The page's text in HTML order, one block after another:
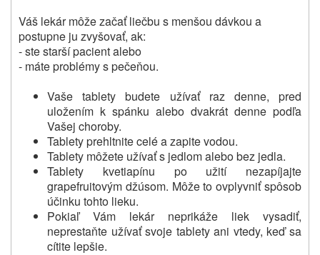
Váš lekár môže začať liečbu s menšou dávkou a
postupne ju zvyšovať, ak:
- ste starší pacient alebo
- máte problémy s pečeňou.
Vaše tablety budete užívať raz denne, pred
uložením k spánku alebo dvakrát denne podľa
Vašej choroby.
Tablety prehltnite celé a zapite vodou.
Tablety môžete užívať s jedlom alebo bez jedla.
Tablety kvetiapínu po užití nezapíjajte
grapefruitovým džúsom. Môže to ovplyvniť spôsob
účinku tohto lieku.
Pokiaľ Vám lekár neprikáže liek vysadiť,
neprestaňte užívať svoje tablety ani vtedy, keď sa
cítite lepšie.